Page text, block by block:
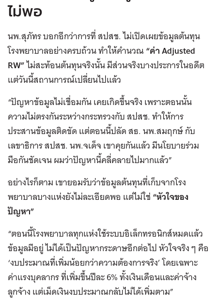
ไม่พอ
นพ.สุภัทร บอกอีกว่าการที่ สปสช. ไม่เปิดเผยข้อมูลต้นทุน
โรงพยาบาลอย่างครบถ้วน ทำให้คำนวณ“ค่า Adjusted
RW”ไม่สะท้อนต้นทุนจริงนั้น มีส่วนจริงบางประการในอดีต
แต่วันนี้สถานการณ์เปลี่ยนไปแล้ว
“ปัญหาข้อมูลไม่เชื่อมกัน เคยเกิดขึ้นจริง เพราะตอนนั้น
ความไม่ตรงกันระหว่างกระทรวงกับ สปสช. ทำให้การ
ประสานข้อมูลติดขัด แต่ตอนนี้ปลัด สธ. นพ.สมฤกษ์ กับ
เลขาธิการ สปสช. นพ.จเด็จ เขาคุยกันแล้ว มีนโยบายร่วม
มือกันชัดเจน ผมว่าปัญหานี้คลี่คลายไปมากแล้ว”
อย่างไรก็ตาม เขายอมรับว่าข้อมูลต้นทุนที่เก็บจากโรง
พยาบาลบางแห่งยังไม่ละเอียดพอ แต่ไม่ใช่“หัวใจของ
ปัญหา”
“ตอนนี้โรงพยาบาลทุกแห่งใช้ระบบอิเล็กทรอนิกส์หมดแล้ว
ข้อมูลมีอยู่ ไม่ได้เป็นปัญหากระดาษอีกต่อไป หัวใจจริง ๆ คือ
‘งบประมาณที่เพิ่มน้อยกว่าความต้องการจริง’ โดยเฉพาะ
ค่าแรงบุคลากร ที่เพิ่มขึ้นปีละ 6% ทั้งเงินเดือนและค่าจ้าง
ลูกจ้าง แต่เม็ดเงินงบประมาณกลับไม่ได้เพิ่มตาม”